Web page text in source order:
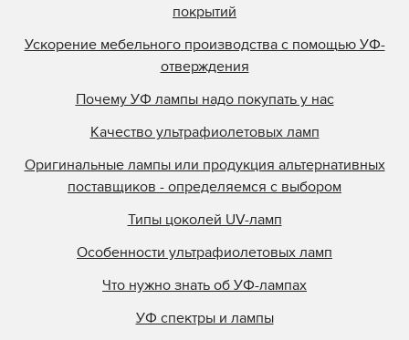
покрытий
Ускорение мебельного производства с помощью УФ-
отверждения
Почему УФ лампы надо покупать у нас
Качество ультрафиолетовых ламп
Оригинальные лампы или продукция альтернативных
поставщиков - определяемся с выбором
Типы цоколей UV-ламп
Особенности ультрафиолетовых ламп
Что нужно знать об УФ-лампах
УФ спектры и лампы